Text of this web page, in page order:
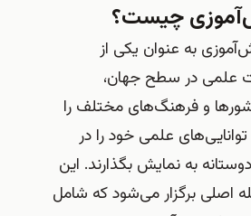
چیست؟
به عنوان یکی از
علمی در سطح جهان،
و فرهنگ‌های مختلف را
علمی خود را در
به نمایش بگذارند. این
اصلی برگزار می‌شود که شامل